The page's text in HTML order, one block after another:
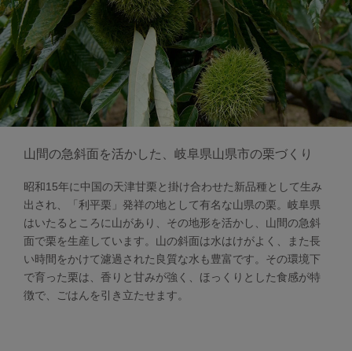
山間の急斜面を活かした、岐阜県山県市の栗づくり
昭和15年に中国の天津甘栗と掛け合わせた新品種として生み
出され、「利平栗」発祥の地として有名な山県の栗。岐阜県
はいたるところに山があり、その地形を活かし、山間の急斜
面で栗を生産しています。山の斜面は水はけがよく、また長
い時間をかけて濾過された良質な水も豊富です。その環境下
で育った栗は、香りと甘みが強く、ほっくりとした食感が特
徴で、ごはんを引き立たせます。